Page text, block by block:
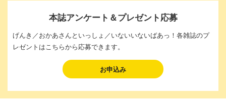
本誌アンケート＆プレゼント応募
げんき／おかあさんといっしょ／いないいないばあっ！各雑誌のプ
レゼントはこちらから応募できます。
お申込み